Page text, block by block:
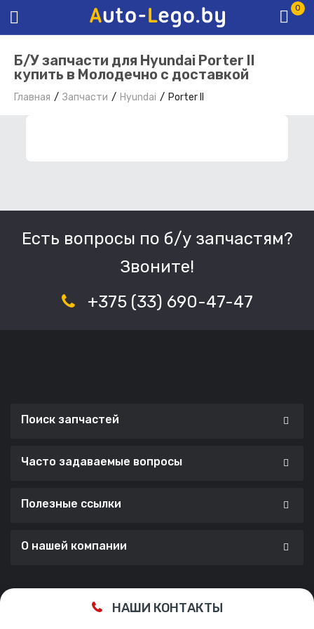
0
Б/У запчасти для Hyundai Porter II
купить в Молодечно с доставкой
Главная Запчасти Hyundai Porter II
Есть вопросы по б/у запчастям?
Звоните!
+375 (33) 690-47-47
Поиск запчастей
Часто задаваемые вопросы
Полезные ссылки
О нашей компании
Сделано с ❤️ вCherry Lab Agency
НАШИ КОНТАКТЫ